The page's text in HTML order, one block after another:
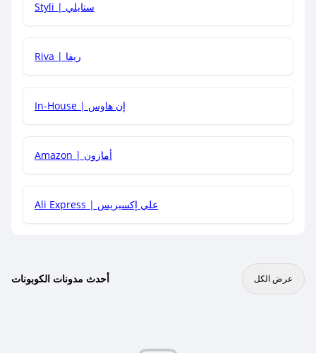
هل يمكنني جمع كود خصم مع العروض الأخرى؟
Styli | ستايلي
Riva | ريفا
In-House | إن هاوس
Amazon | أمازون
Ali Express | علي إكسبريس
أحدث مدونات الكوبونات عرض الكل